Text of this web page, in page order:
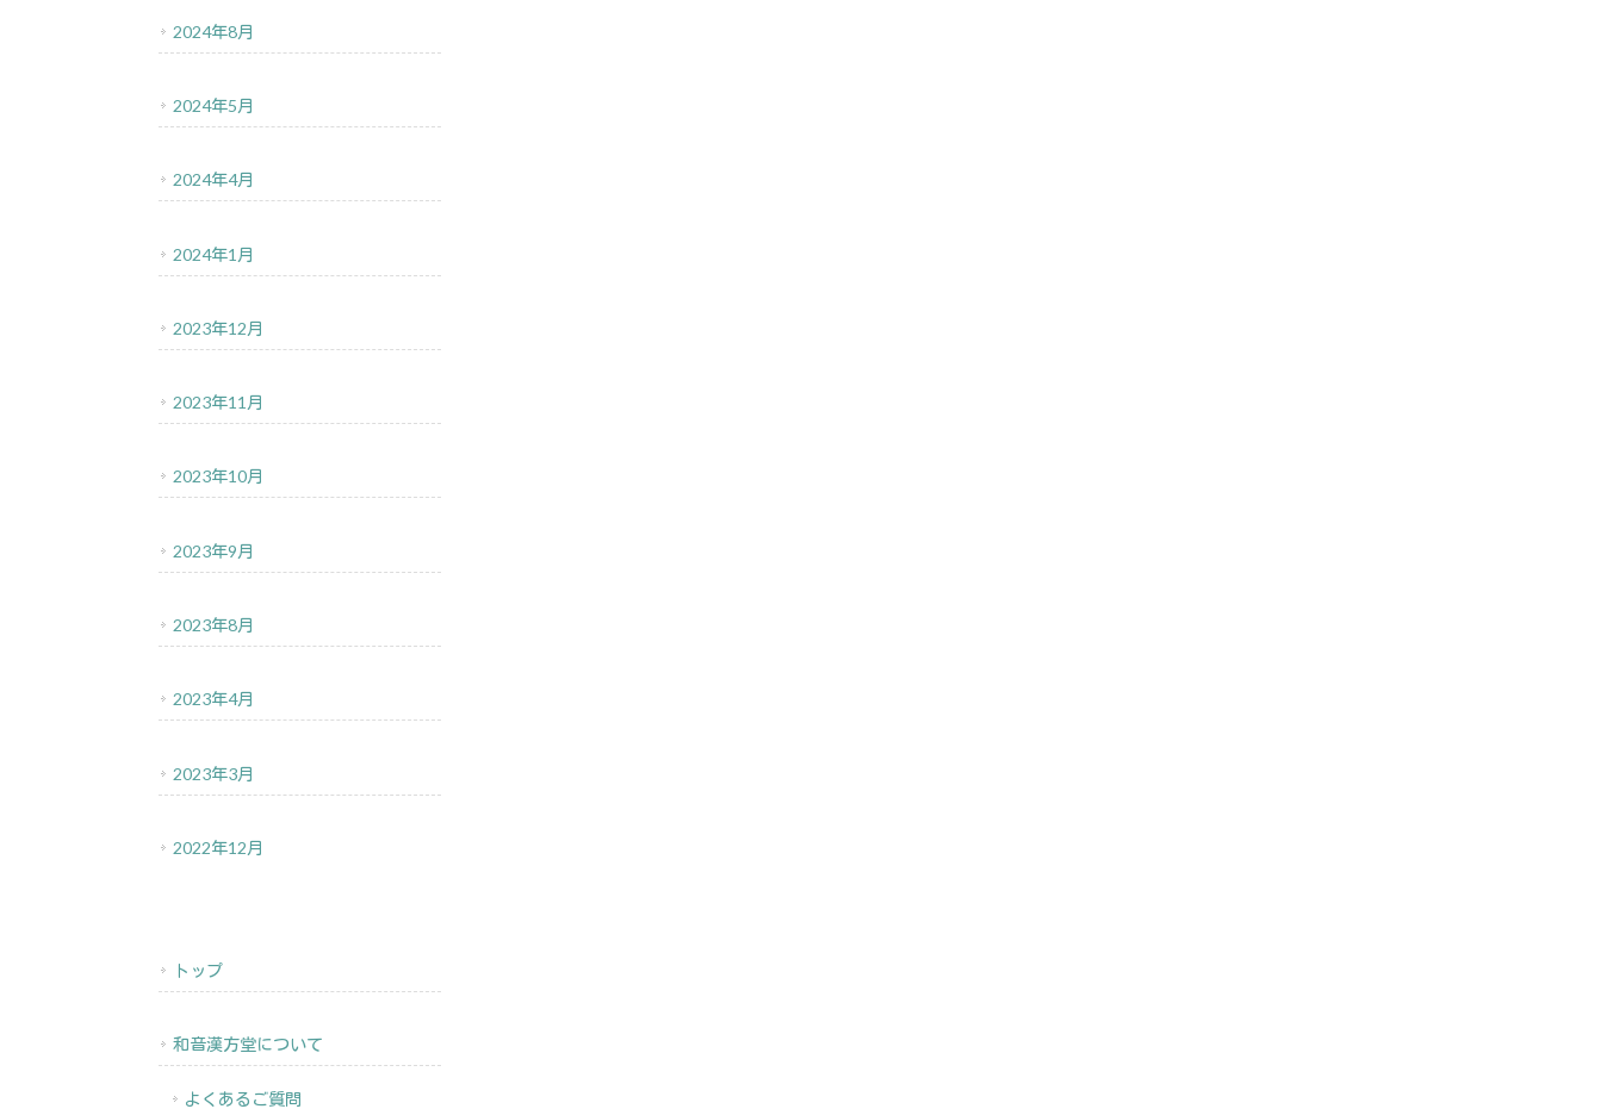
2024年8月
2024年5月
2024年4月
2024年1月
2023年12月
2023年11月
2023年10月
2023年9月
2023年8月
2023年4月
2023年3月
2022年12月
トップ
和音漢方堂について
よくあるご質問